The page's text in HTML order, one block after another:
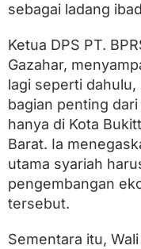
P
R
J
a
G
a
d
a
n
g
sebagai ladang
Ketua DPS PT.
Gazahar,
lagi seperti
bagian penting
hanya di Kota
Barat. Ia
utama syariah
pengembangan
tersebut.
Sementara itu,